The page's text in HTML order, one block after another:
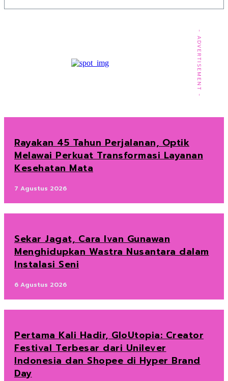
- ADVERTISEMENT -
Rayakan 45 Tahun Perjalanan, Optik
Melawai Perkuat Transformasi Layanan
Kesehatan Mata
7 Agustus 2026
Sekar Jagat, Cara Ivan Gunawan
Menghidupkan Wastra Nusantara dalam
Instalasi Seni
6 Agustus 2026
Pertama Kali Hadir, GloUtopia: Creator
Festival Terbesar dari Unilever
Indonesia dan Shopee di Hyper Brand
Day